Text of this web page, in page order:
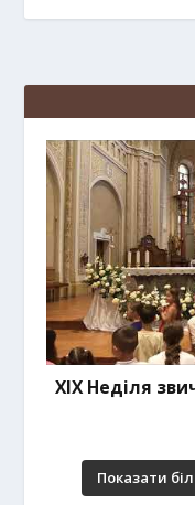
ХІХ Неділя
Показати